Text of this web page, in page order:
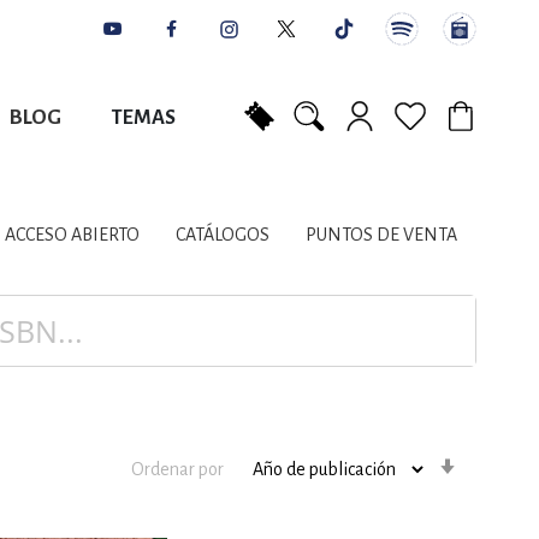
BLOG TEMAS
LITERARIOS
PLANIFICACIÓN
ACCESO ABIERTO CATÁLOGOS PUNTOS DE VENTA
Ordenar por